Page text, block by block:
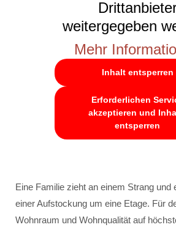
weitergegeben
Mehr
Inhalt entsperren
Erforderlichen
akzeptieren und
entsperren
Eine Familie zieht an einem Strang und
einer Aufstockung um eine Etage. Für
Wohnraum und Wohnqualität auf